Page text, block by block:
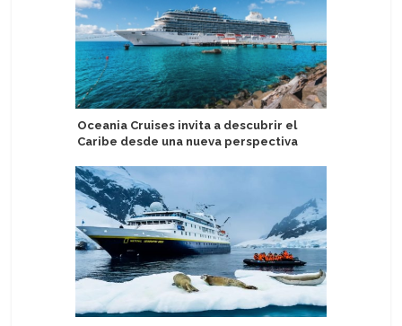
Oceania Cruises invita a descubrir el
Caribe desde una nueva perspectiva